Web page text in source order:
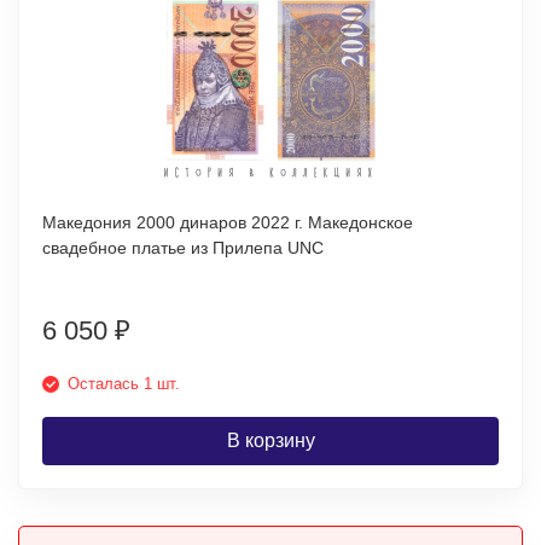
Македония 2000 динаров 2022 г. Македонское
свадебное платье из Прилепа UNC
6 050 ₽
Осталась 1 шт.
В корзину